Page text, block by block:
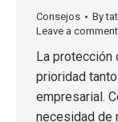
Consejos By
Leave a comment
La protección
prioridad
empresarial.
necesidad de